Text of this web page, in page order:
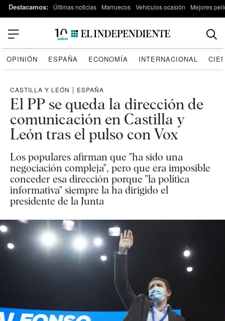
Destacamos: Últimas noticias Marruecos Vehículos ocasión Mejores
OPINIÓN ESPAÑA ECONOMÍA INTERNACIONAL
CASTILLA Y LEÓN | ESPAÑA
El PP se queda la dirección de
comunicación en Castilla y
León tras el pulso con Vox
Los populares afirman que "ha sido una
negociación compleja", pero que era imposible
conceder esa dirección porque "la política
informativa" siempre la ha dirigido el
presidente de la Junta